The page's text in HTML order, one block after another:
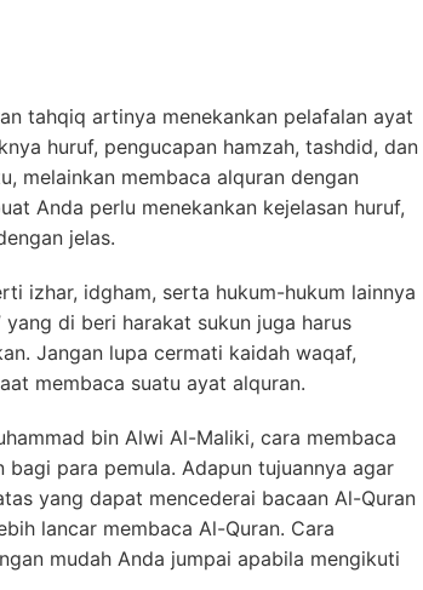
tahqiq artinya menekankan pelafalan ayat
huruf, pengucapan hamzah, tashdid, dan
melainkan membaca alquran dengan
Anda perlu menekankan kejelasan huruf,
jelas.
izhar, idgham, serta hukum-hukum lainnya
yang di beri harakat sukun juga harus
Jangan lupa cermati kaidah waqaf,
membaca suatu ayat alquran.
bin Alwi Al-Maliki, cara membaca
para pemula. Adapun tujuannya agar
yang dapat mencederai bacaan Al-Quran
lancar membaca Al-Quran. Cara
mudah Anda jumpai apabila mengikuti